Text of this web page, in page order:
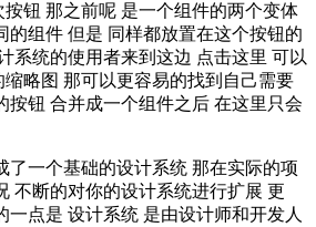
钮 那之前呢 是一个组件的两个变体
的组件 但是 同样都放置在这个按钮的
系统的使用者来到这边 点击这里 可以
略图 那可以更容易的找到自己需要
按钮 合并成一个组件之后 在这里只会
了一个基础的设计系统 那在实际的项
不断的对你的设计系统进行扩展 更
一点是 设计系统 是由设计师和开发人